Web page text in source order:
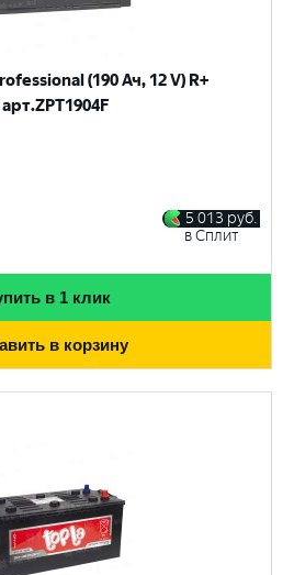
(190 Ач, 12 V) R+
5 013 руб.
в Сплит
в 1 клик
в корзину